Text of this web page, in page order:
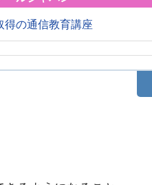
得の通信教育講座